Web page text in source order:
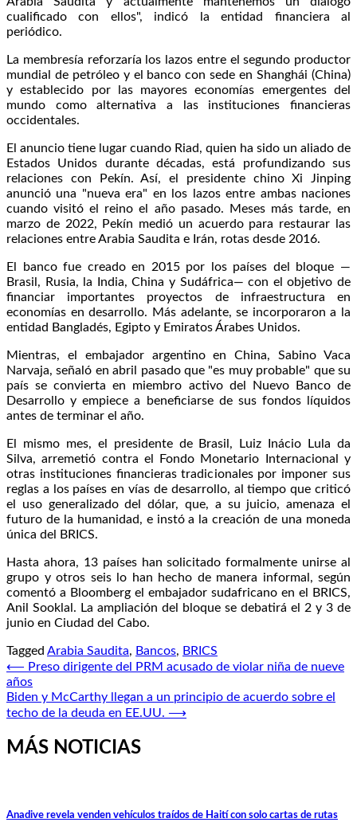
cualificado con ellos", indicó la entidad financiera al
periódico.
La membresía reforzaría los lazos entre el segundo productor
mundial de petróleo y el banco con sede en Shanghái (China)
y establecido por las mayores economías emergentes del
mundo como alternativa a las instituciones financieras
occidentales.
El anuncio tiene lugar cuando Riad, quien ha sido un aliado de
Estados Unidos durante décadas, está profundizando sus
relaciones con Pekín. Así, el presidente chino Xi Jinping
anunció una "nueva era" en los lazos entre ambas naciones
cuando visitó el reino el año pasado. Meses más tarde, en
marzo de 2022, Pekín medió un acuerdo para restaurar las
relaciones entre Arabia Saudita e Irán, rotas desde 2016.
El banco fue creado en 2015 por los países del bloque —
Brasil, Rusia, la India, China y Sudáfrica— con el objetivo de
financiar importantes proyectos de infraestructura en
economías en desarrollo. Más adelante, se incorporaron a la
entidad Bangladés, Egipto y Emiratos Árabes Unidos.
Mientras, el embajador argentino en China, Sabino Vaca
Narvaja, señaló en abril pasado que "es muy probable" que su
país se convierta en miembro activo del Nuevo Banco de
Desarrollo y empiece a beneficiarse de sus fondos líquidos
antes de terminar el año.
El mismo mes, el presidente de Brasil, Luiz Inácio Lula da
Silva, arremetió contra el Fondo Monetario Internacional y
otras instituciones financieras tradicionales por imponer sus
reglas a los países en vías de desarrollo, al tiempo que criticó
el uso generalizado del dólar, que, a su juicio, amenaza el
futuro de la humanidad, e instó a la creación de una moneda
única del BRICS.
Hasta ahora, 13 países han solicitado formalmente unirse al
grupo y otros seis lo han hecho de manera informal, según
comentó a Bloomberg el embajador sudafricano en el BRICS,
Anil Sooklal. La ampliación del bloque se debatirá el 2 y 3 de
junio en Ciudad del Cabo.
Tagged Arabia Saudita, Bancos, BRICS
Navegación
de
entradas
⟵ Preso dirigente del PRM acusado de violar niña de nueve
años
Biden y McCarthy llegan a un principio de acuerdo sobre el
techo de la deuda en EE.UU. ⟶
MÁS NOTICIAS
Anadive revela venden vehículos traídos de Haití con solo cartas de rutas